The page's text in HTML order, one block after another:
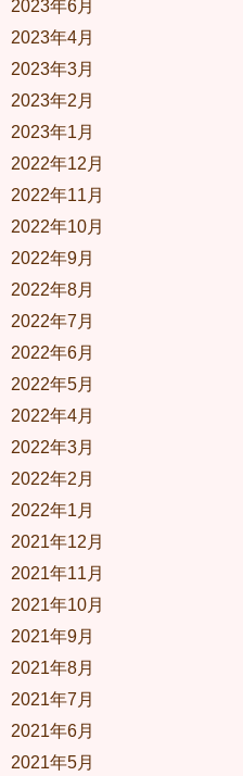
2023年6月
2023年4月
2023年3月
2023年2月
2023年1月
2022年12月
2022年11月
2022年10月
2022年9月
2022年8月
2022年7月
2022年6月
2022年5月
2022年4月
2022年3月
2022年2月
2022年1月
2021年12月
2021年11月
2021年10月
2021年9月
2021年8月
2021年7月
2021年6月
2021年5月